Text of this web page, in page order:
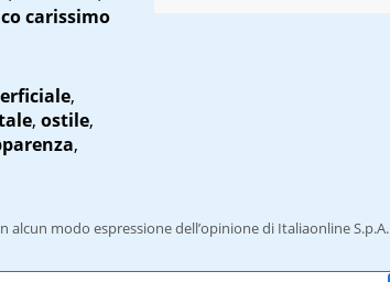
carissimo
,
, ostile,
,
modo espressione dell’opinione di Italiaonline S.p.A.